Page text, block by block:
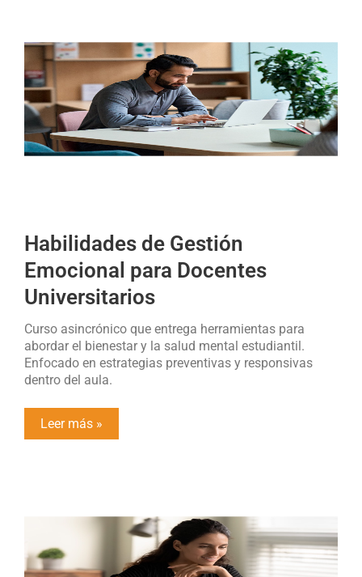
Habilidades de Gestión
Emocional para Docentes
Universitarios
Curso asincrónico que entrega herramientas para
abordar el bienestar y la salud mental estudiantil.
Enfocado en estrategias preventivas y responsivas
dentro del aula.
Leer más »